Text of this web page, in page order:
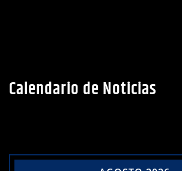
Calendario de Noticias